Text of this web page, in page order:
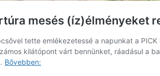
mesés (íz)élményeket
tette emlékezetessé a napunkat a
kilátópont várt bennünket, ráadásul a
Bővebben: